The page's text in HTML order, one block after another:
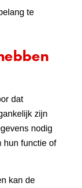
te
dat
zijn
nodig
hun functie of
kan de